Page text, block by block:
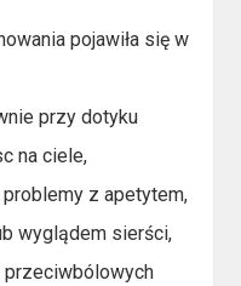
pojawiła się w
przy dotyku
na ciele,
z apetytem,
wyglądem sierści,
przeciwbólowych